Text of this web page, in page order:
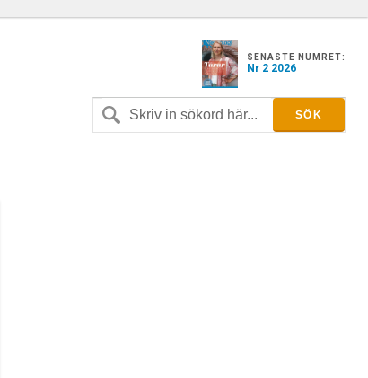
SENASTE NUMRET:
Nr 2 2026